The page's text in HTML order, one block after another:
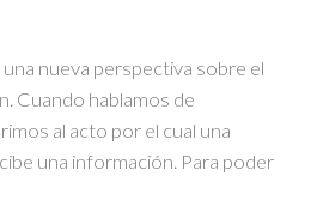
nueva perspectiva sobre el
Cuando hablamos de
al acto por el cual una
una información. Para poder